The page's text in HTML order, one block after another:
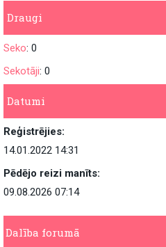
Draugi
Seko: 0
Sekotāji: 0
Datumi
Reģistrējies:
14.01.2022 14:31
Pēdējo reizi manīts:
09.08.2026 07:14
Dalība forumā